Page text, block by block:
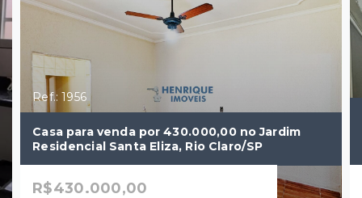
Ref.: 1956
Casa para venda por 430.000,00 no Jardim
Residencial Santa Eliza, Rio Claro/SP
R$430.000,00